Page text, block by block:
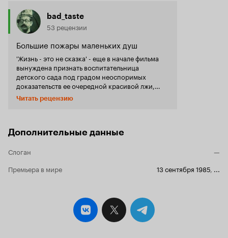
bad_taste
53 рецензии
Большие пожары маленьких душ
'Жизнь - это не сказка' - еще в начале фильма
вынуждена признать воспитательница
детского сада под градом неоспоримых
доказательств ее очередной красивой лжи,
выдвинутых маленькими подопечными
незадачливой няньки. Однако, сия банальная
рая' приводит к сильнейшему потрясению; не
разжигающему отнюдь не маленький огонь
название фильма в отечественном прокате
(наиболее близкая в данном случае
интерпретация Piccoli fuochi; обязательно во
множественном числе) с одной стороны
подчеркивают совершенно детское
Читать рецензию
Дополнительные данные
Слоган
—
Премьера в мире
13 сентября 1985, ...